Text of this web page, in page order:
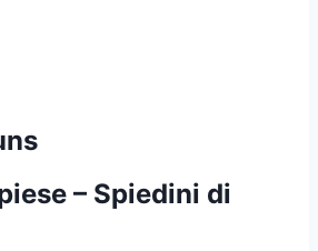
– Spiedini di